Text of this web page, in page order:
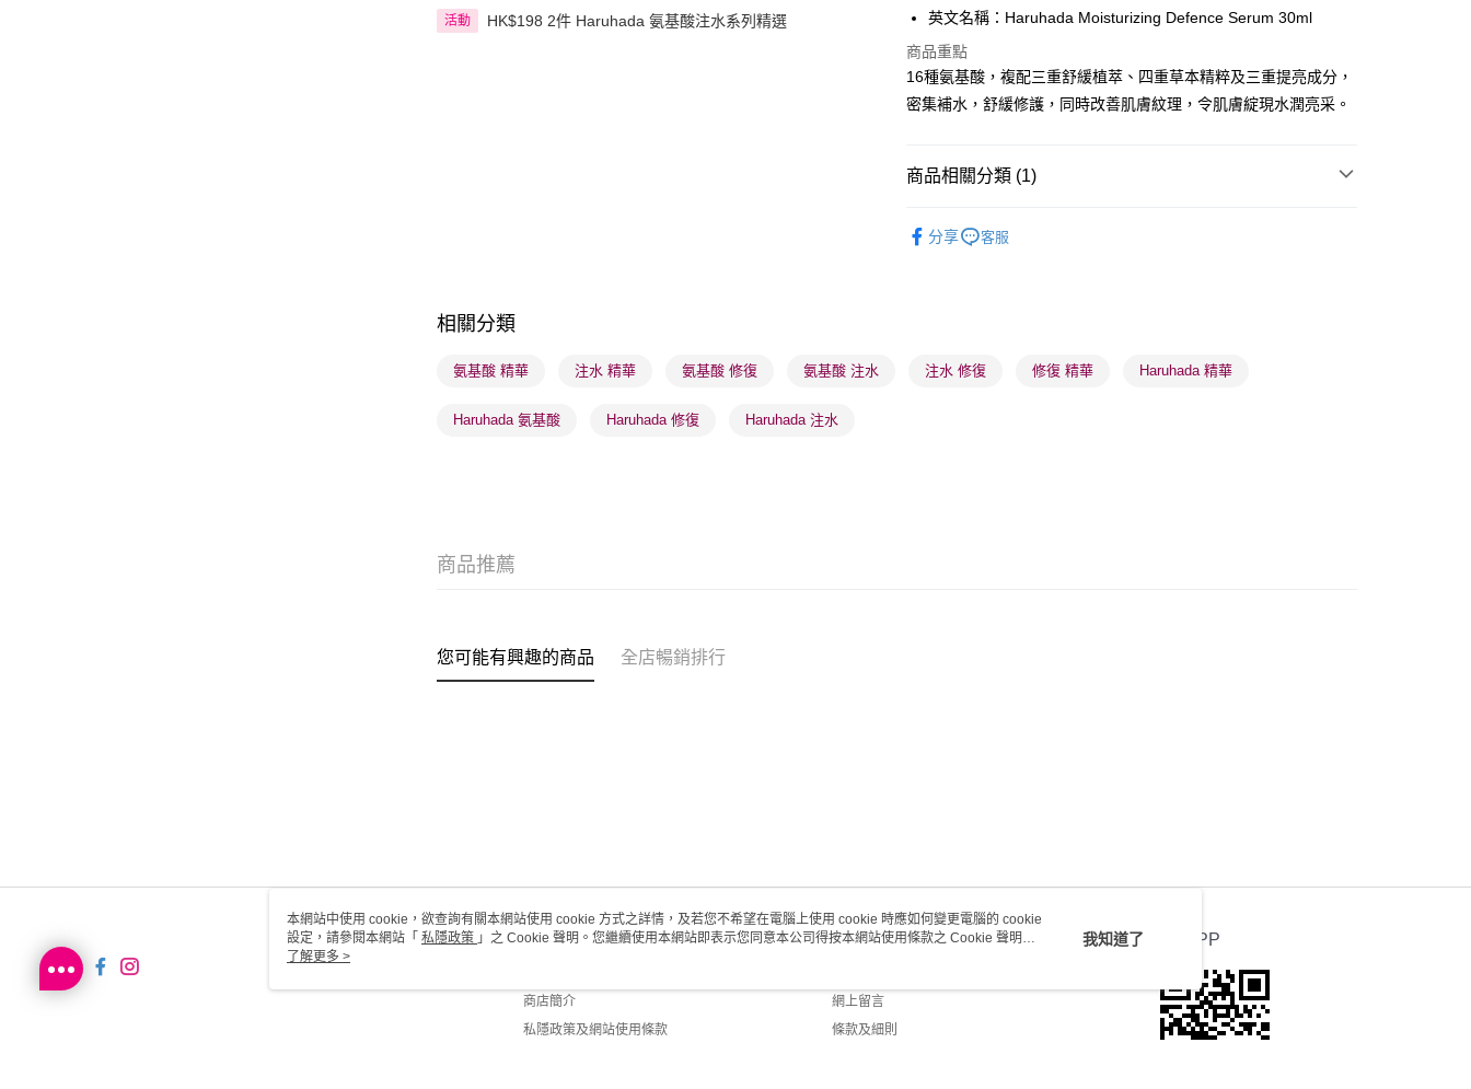
活動 HK$198 2件 Haruhada 氨基酸注水系列精選 PayMe
WeChat Pay
BoC Pay
送貨方式
每筆HK$65.00，滿HK$300.00或以上免運費
英文名稱：Haruhada Moisturizing Defence Serum 30ml
商品重點
16種氨基酸，複配三重舒緩植萃、四重草本精粹及三重提亮成分，
密集補水，舒緩修護，同時改善肌膚紋理，令肌膚綻現水潤亮采。
商品相關分類 (1)
分享
客服
相關分類
氨基酸 精華 注水 精華 氨基酸 修復 氨基酸 注水 注水 修復 修復 精華 Haruhada 精華
Haruhada 氨基酸 Haruhada 修復 Haruhada 注水
商品推薦
您可能有興趣的商品 全店暢銷排行
關於我們
商店簡介
私隱政策及網站使用條款
客戶服務
網上留言
條款及細則
官方APP
本網站中使用 cookie，欲查詢有關本網站使用 cookie 方式之詳情，及若您不希望在電腦上使用 cookie 時應如何變更電腦的 cookie
設定，請參閱本網站「 私隱政策 」之 Cookie 聲明。您繼續使用本網站即表示您同意本公司得按本網站使用條款之 Cookie 聲明使
用 cookie。
了解更多 >
我知道了